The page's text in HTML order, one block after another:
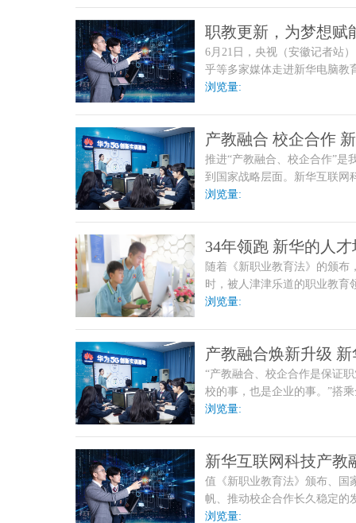
职教更新，为梦想
程暨新专业发布会
6月21日，央视（安徽记者站
乎等多家媒体走进新华电脑教
专业发布会现场，盛赞新
浏览量:
产教融合 校企合作
人才
推进“产教融合、校企合作”是
到国家战略层面。新华互联网
路径，工学结合，培养
浏览量:
34年领跑 新华的人
随着《新职业教育法》的颁布
时，被人津津乐道的职业教育
浏览量:
产教融合焕新升级
破局
“产教融合、校企合作是保证
校的事，也是企业的事。”搭
点，如何实现更高层次的办
浏览量:
新华互联网科技产教
优托高地
值《新职业教育法》颁布、国
帆、推动校企合作长久稳定的
教三十余年，新华互联网
浏览量: